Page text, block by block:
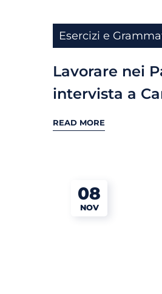
Esercizi e
Lavorare nei
intervista a
READ MORE
08
NOV